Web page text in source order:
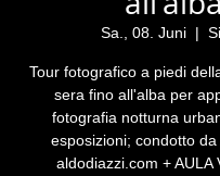
Sa., 08. Juni
  |
Tour fotografico a piedi
sera fino all'alba per
fotografia notturna
esposizioni; condotto da
aldodiazzi.com + AULA